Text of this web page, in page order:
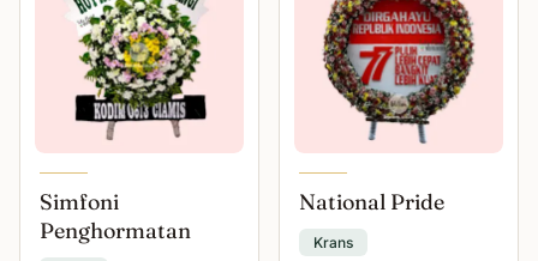
Simfoni
Penghormatan
National Pride
Krans